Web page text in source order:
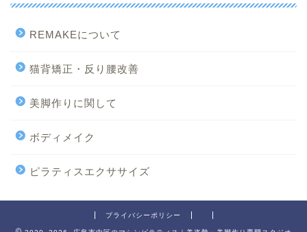
REMAKEについて
猫背矯正・反り腰改善
美脚作りに関して
ボディメイク
ピラティスエクササイズ
プライバシーポリシー